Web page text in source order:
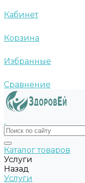
Кабинет
Корзина
Избранные
Сравнение
Каталог товаров
Услуги
Назад
Услуги